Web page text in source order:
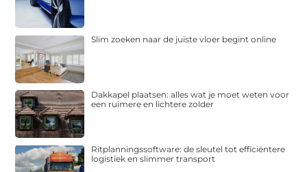
Slim zoeken naar de juiste vloer begint online
Dakkapel plaatsen: alles wat je moet weten voor
een ruimere en lichtere zolder
Ritplanningssoftware: de sleutel tot efficiëntere
logistiek en slimmer transport